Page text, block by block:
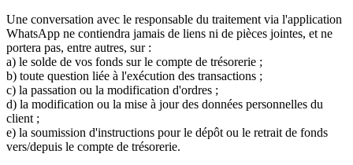
Une conversation avec le responsable du traitement via l'application
WhatsApp ne contiendra jamais de liens ni de pièces jointes, et ne
portera pas, entre autres, sur :
a) le solde de vos fonds sur le compte de trésorerie ;
b) toute question liée à l'exécution des transactions ;
c) la passation ou la modification d'ordres ;
d) la modification ou la mise à jour des données personnelles du
client ;
e) la soumission d'instructions pour le dépôt ou le retrait de fonds
vers/depuis le compte de trésorerie.